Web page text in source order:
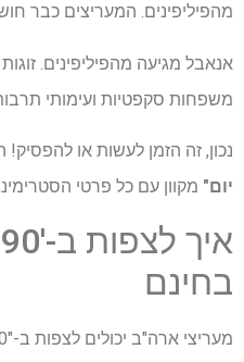
מהפיליפינים. המעריצים כבר
אנאבל מגיעה מהפיליפינים.
משפחות סקפטיות ועימותי
נכון, זה הזמן לעשות או
יום" מקוון עם כל פרטי
בחינם